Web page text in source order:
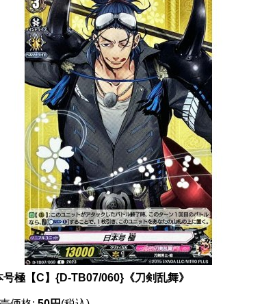
号極【C】{D-TB07/060}《刀剣乱舞》